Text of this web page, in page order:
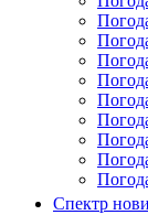
Спектр